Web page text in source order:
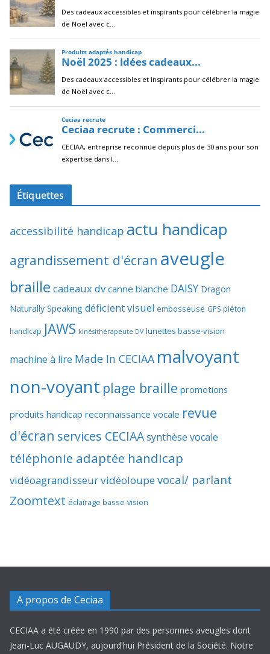
Étiquettes
accessibilité handicap actu handicap
agrandissement d'écran aveugle
braille cadeaux dv canne blanche DAISY Dragon
Naturally Speaking déficient visuel embosseuse GPS piéton
handicap JAWS kinésithérapeute DV lunettes basse-vision
machine à lire Made In CECIAA malvoyant
non-voyant plage braille promotions
produits handicap reconnaissance vocale revue
d'écran services CECIAAsynthèse vocale
téléphonie adaptée handicap
vidéoagrandisseurvidéoloupevocal/ parlant
Zoomtext éclairage basse-vision
A propos de Ceciaa
CECIAA a été créée en 1990 par des personnes aveugles dont
Jean-Luc AUGAUDY, aujourd'hui Président de la Société. Notre